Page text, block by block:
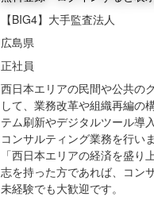
【BIG4】大手監査法人
広島県
正社員
西日本エリアの民間や公共の
して、業務改革や組織再編の
テム刷新やデジタルツール導
コンサルティング業務を行いま
「西日本エリアの経済を盛り
志を持った方であれば、コン
未経験でも大歓迎です。